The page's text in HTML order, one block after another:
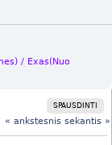
/ Exas(Nuo
SPAUSDINTI
« ankstesnis sekantis »